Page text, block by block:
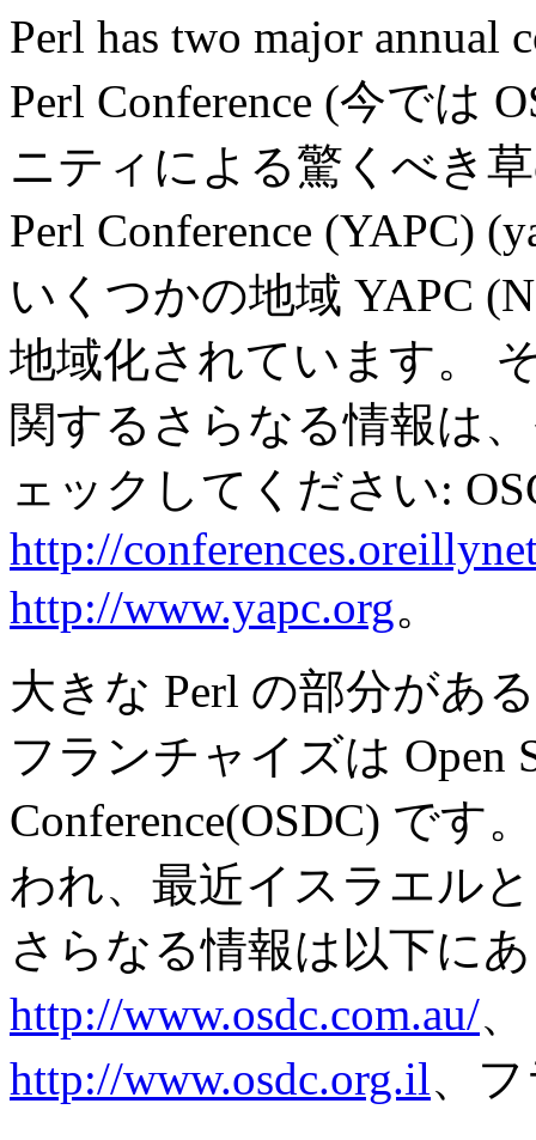
Perl has two major
Perl Conference (今では
ニティによる驚くべき
Perl Conference (YAPC)
いくつかの地域 YAPC
地域化されています。
関するさらなる情報は
ェックしてください:
http://
http://www.yapc.org。
大きな Perl の部分があ
フランチャイズは Open
Conference(OSDC) です
われ、最近イスラエル
さらなる情報は以下に
http://www.osdc.com.au/
http://www.osdc.org.il、